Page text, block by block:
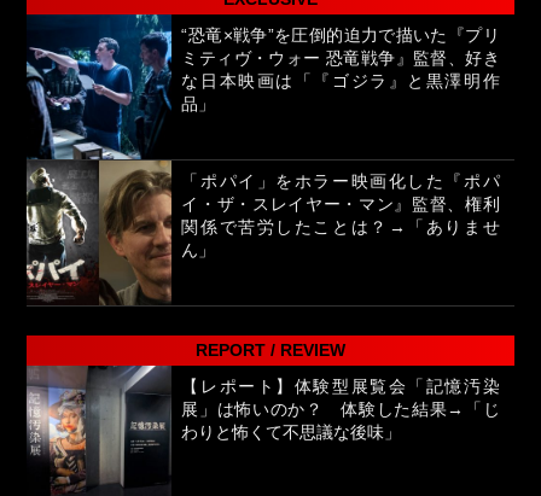
“恐竜×戦争”を圧倒的迫力で描いた『プリ
ミティヴ・ウォー 恐竜戦争』監督、好き
な日本映画は「『ゴジラ』と黒澤明作
品」
「ポパイ」をホラー映画化した『ポパ
イ・ザ・スレイヤー・マン』監督、権利
関係で苦労したことは？→「ありませ
ん」
REPORT / REVIEW
【レポート】体験型展覧会「記憶汚染
展」は怖いのか？ 体験した結果→「じ
わりと怖くて不思議な後味」